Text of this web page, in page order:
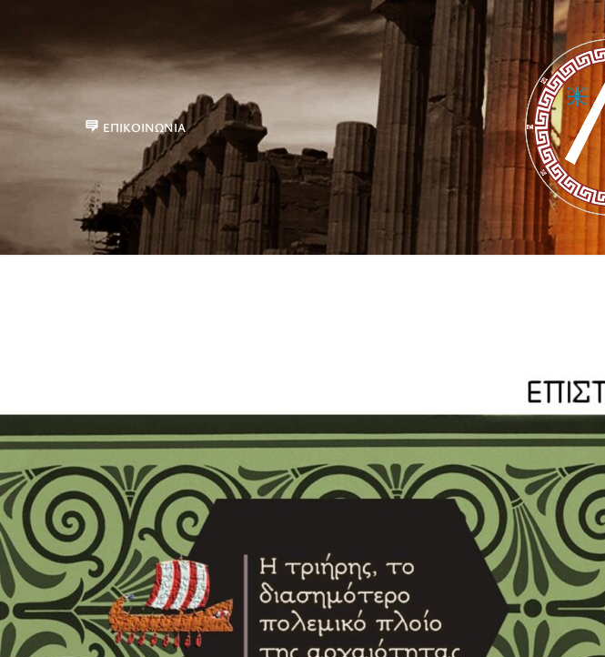
ΕΠΙΚΟΙΝΩΝΊΑ